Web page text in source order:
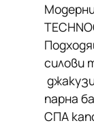
силови
парна
СПА